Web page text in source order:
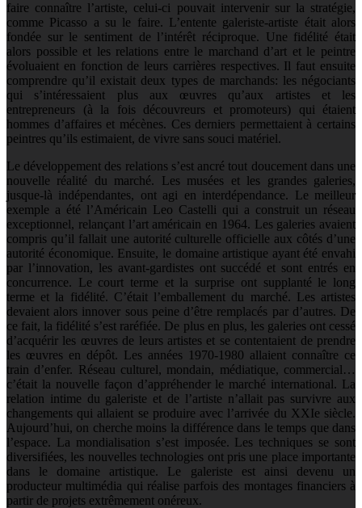
faire connaître l’artiste, celui-ci pouvait intervenir sur la stratégie,
comme Picasso a su le faire. L’entente galeriste-artiste était alors
fondée sur le sentiment de l’intérêt réciproque. Une fidélité était
alors possible et les relations entre le marchand d’art et le peintre
évoluaient en fonction de leurs carrières respectives. Il faut ensuite
comprendre qu’il existait deux types de marchands: les négociants
qui s’intéressaient plus aux œuvres qu’aux artistes et les
entrepreneurs (à la fois découvreurs et promoteurs) qui étaient
hommes d’affaires et mécènes. Ces derniers permettaient à certains
peintres qu’ils estimaient, de vivre sans souci matériel.
Le développement des relations s’est ancré tout doucement dans une
nouvelle réalité du marché. Les musées et les grandes galeries,
jusque-là indépendantes, ont agi en interdépendance. Le meilleur
exemple a été l’Américain Leo Castelli qui a construit un réseau
exceptionnel, relançant l’art américain en 1964. Les galeries avaient
compris qu’il fallait une autorité culturelle officielle aux côtés d’une
autorité économique. Ensuite, le domaine artistique ayant été envahi
par l’innovation, les avant-gardistes ont succédé et sont entrés en
concurrence. Le court terme et la surprise ont supplanté le long
terme et la fidélité. C’était l’emballement du marché. Les artistes
devaient alors innover sous peine d’être remplacés par d’autres. De
ce fait, la fidélité s’est raréfiée. De plus en plus, les galeries ont cessé
d’acquérir les œuvres de leurs artistes et se contentaient de prendre
les œuvres en dépôt. Les années 1970-1980 allaient connaître ce
train d’enfer. Réseau culturel, mondain, médiatique, commercial…
c’était la nouvelle façon d’appréhender le marché international. La
relation intime du galeriste et de l’artiste n’allait pas survivre aux
changements qui allaient se produire avec l’arrivée du XXIe siècle.
Aujourd’hui, on cherche moins la différence dans le temps que dans
l’espace. La mondialisation s’est imposée. Les techniques se sont
diversifiées, les nouvelles technologies ont pris une place importante
dans le domaine artistique. Le galeriste est ainsi devenu un
producteur multimédia qui réalise parfois des montages financiers à
partir de projets extrêmement onéreux.